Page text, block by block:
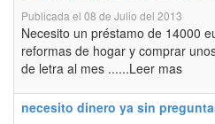
Publicada el 08 de Julio del 2013
Necesito un préstamo de 14000
reformas de hogar y comprar
de letra al mes ......Leer mas
necesito dinero ya sin